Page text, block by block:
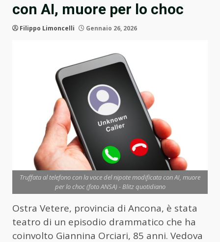
con AI, muore per lo choc
Filippo Limoncelli Gennaio 26, 2026
Truffata al telefono con la voce del nipote modificata con AI, muore
per lo choc (foto ANSA) - Blitz quotidiano
Ostra Vetere, provincia di Ancona, è stata
teatro di un episodio drammatico che ha
coinvolto Giannina Orciari, 85 anni. Vedova